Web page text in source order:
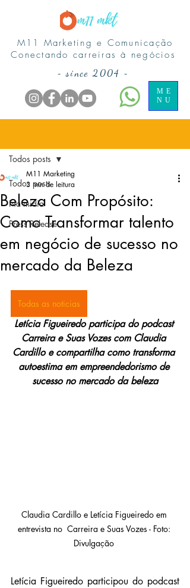
M11 Marketing e Comunicação
Conectando carreiras à negócios
ME
NU
-since 2004 -
Todos posts
Na midia
Press Release
Todos posts
Beleza Com Propósito:
Como Transformar talento
em negócio de sucesso no
mercado da Beleza
M11 Marketing
3 min de leitura
Todas as noticias
Letícia Figueiredo participa do podcast
Carreira e Suas Vozes com Claudia
Cardillo e compartilha como transforma
autoestima em empreendedorismo de
sucesso no mercado da beleza
Claudia Cardillo e Letícia Figueiredo em
entrevista no  Carreira e Suas Vozes - Foto:
Divulgação
Letícia Figueiredo participou do podcast